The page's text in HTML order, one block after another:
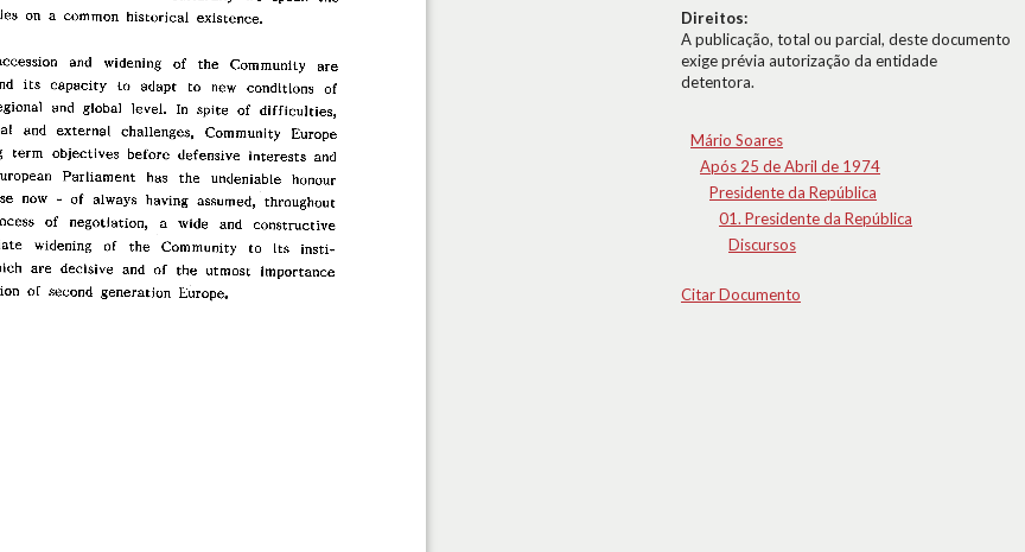
Direitos:
A publicação, total ou parcial, deste documento
exige prévia autorização da entidade
detentora.
Mário Soares
Após 25 de Abril de 1974
Presidente da República
01. Presidente da República
Discursos
Citar Documento